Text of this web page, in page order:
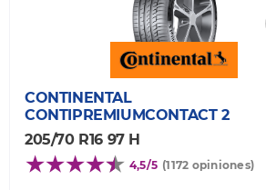
CONTINENTAL
CONTIPREMIUMCONTACT 2
205/70 R16 97 H
4,5/5 (1172 opiniones)